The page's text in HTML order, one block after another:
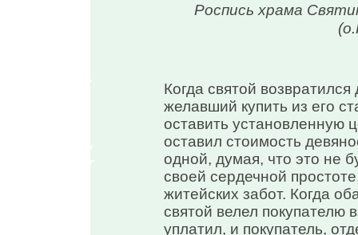
Роспись храма
Когда святой
желавший купить из его
оставить установленную
оставил стоимость
одной, думая, что это не
своей сердечной
житейских забот. Когда
святой велел покупателю
уплатил, и покупатель,